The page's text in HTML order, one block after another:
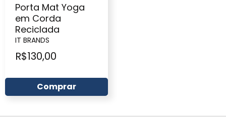
Porta Mat Yoga
em Corda
Reciclada
IT BRANDS
R$130,00
Comprar